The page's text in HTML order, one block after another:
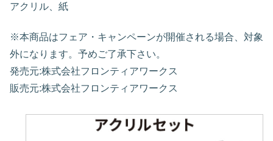
アクリル、紙
※本商品はフェア・キャンペーンが開催される場合、対象
外になります。予めご了承下さい。
発売元:株式会社フロンティアワークス
販売元:株式会社フロンティアワークス